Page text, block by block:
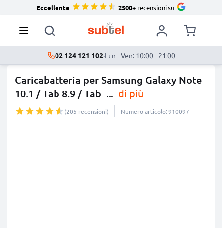
Eccellente 2500+recensioni su
02 124 121 102·Lun - Ven: 10:00 - 21:00
Caricabatteria per Samsung Galaxy Note
10.1 / Tab 8.9 / Tab ... di più
(205 recensioni) Numero articolo: 910097